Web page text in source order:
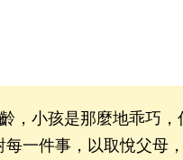
，小孩是那麼地乖巧
一件事，以取悅父母